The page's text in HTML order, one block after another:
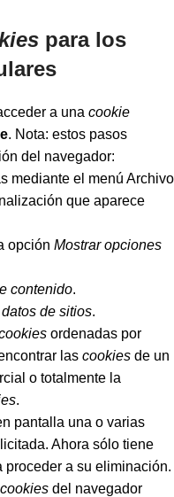
para los
a una cookie
. Nota: estos pasos
del navegador:
mediante el menú Archivo
que aparece
opción Mostrar opciones
contenido.
de sitios.
ordenadas por
las cookies de un
o totalmente la
.
pantalla una o varias
Ahora sólo tiene
proceder a su eliminación.
cookies del navegador